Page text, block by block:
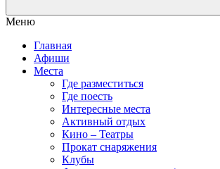
Меню
Главная
Афиши
Места
Где разместиться
Где поесть
Интересные места
Активный отдых
Кино – Театры
Прокат снаряжения
Клубы